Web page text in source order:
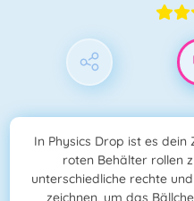
In Physics Drop ist es dein
roten Behälter rollen
unterschiedliche rechte
zeichnen, um das